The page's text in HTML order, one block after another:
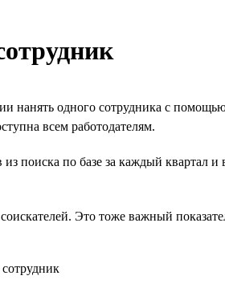
нанять одного сотрудника с
всем работодателям.
поиска по базе за каждый квартал и
Это тоже важный